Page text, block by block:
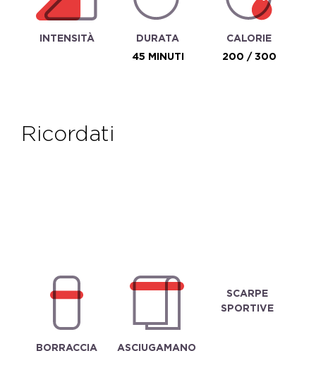
INTENSITÀ
DURATA
45 MINUTI
CALORIE
200 / 300
ricordati
BORRACCIA ASCIUGAMANO
SCARPE
SPORTIVE